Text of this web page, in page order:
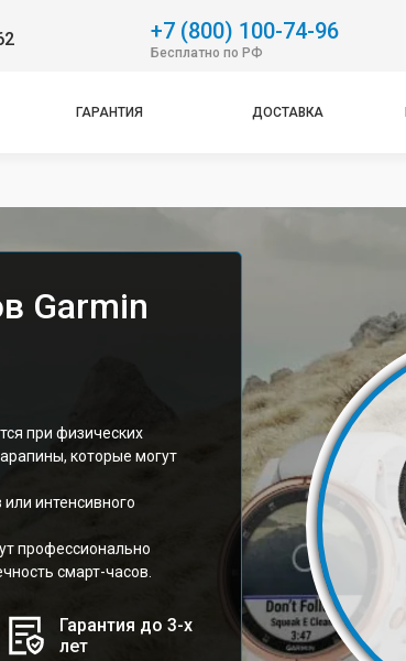
+7 (800) 100-74-96
Бесплатно по РФ
ГАРАНТИЯ ДОСТАВКА
Garmin
при физических
которые могут
интенсивного
профессионально
смарт-часов.
Гарантия до 3-х
лет